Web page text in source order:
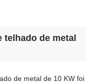
telhado de metal
de metal de 10 KW foi